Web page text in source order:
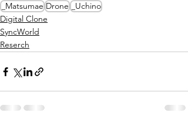
_Matsumae Drone _Uchino
Digital Clone
SyncWorld
Reserch